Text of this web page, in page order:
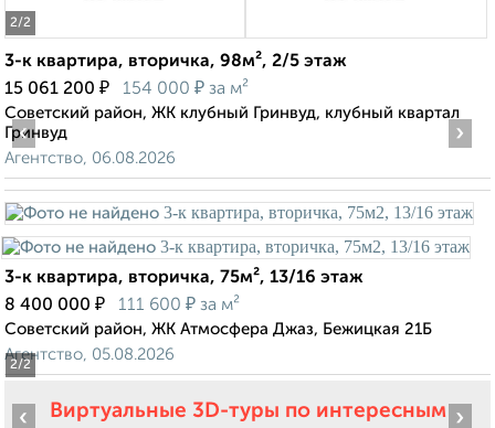
2/2
3-к квартира, вторичка, 98м², 2/5 этаж
15 061 200 ₽ 154 000 ₽ за м²
Советский район, ЖК клубный Гринвуд, клубный квартал
Гринвуд
Агентство, 06.08.2026
2/2
‹ ›
3-к квартира, вторичка, 75м², 13/16 этаж
8 400 000 ₽ 111 600 ₽ за м²
Советский район, ЖК Атмосфера Джаз, Бежицкая 21Б
Агентство, 05.08.2026
Виртуальные 3D-туры по интересным
‹ ›